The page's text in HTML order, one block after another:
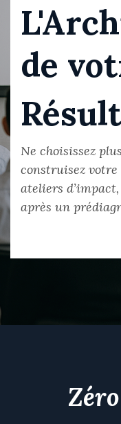
de
Ne choisissez
construisez votre
ateliers
après un